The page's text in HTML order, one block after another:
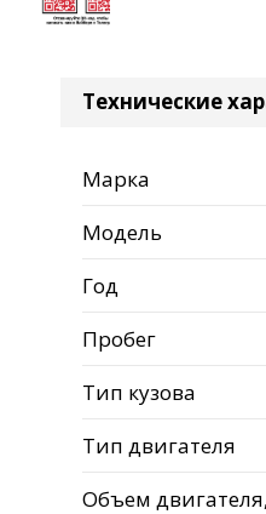
Технические
Марка
Модель
Год
Пробег
Тип кузова
Тип двигателя